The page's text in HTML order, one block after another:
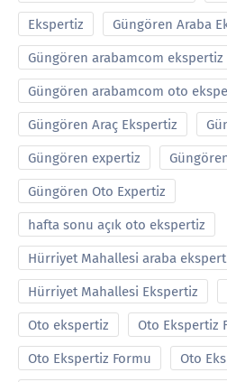
Ekspertiz Güngören Araba
Güngören arabamcom ekspertiz
Güngören arabamcom oto
Güngören Araç Ekspertiz
Güngören expertiz
Güngören Oto Expertiz
hafta sonu açık oto ekspertiz
Hürriyet Mahallesi araba
Hürriyet Mahallesi Ekspertiz
Oto ekspertiz Oto Ekspertiz
Oto Ekspertiz Formu Oto